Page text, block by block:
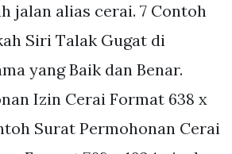
jalan alias cerai. 7 Contoh
Siri Talak Gugat di
yang Baik dan Benar.
Izin Cerai Format 638 x
Surat Permohonan Cerai